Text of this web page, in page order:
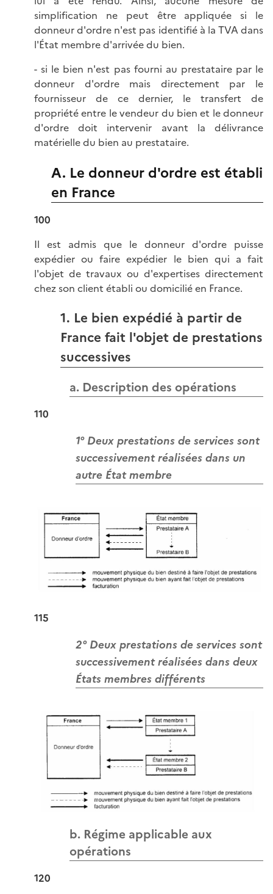
simplification ne peut être appliquée si le
donneur d'ordre n'est pas identifié à la TVA dans
l'État membre d'arrivée du bien.
- si le bien n'est pas fourni au prestataire par le
donneur d'ordre mais directement par le
fournisseur de ce dernier, le transfert de
propriété entre le vendeur du bien et le donneur
d'ordre doit intervenir avant la délivrance
matérielle du bien au prestataire.
A. Le donneur d'ordre est établi
en France
100
Il est admis que le donneur d'ordre puisse
expédier ou faire expédier le bien qui a fait
l'objet de travaux ou d'expertises directement
chez son client établi ou domicilié en France.
1. Le bien expédié à partir de
France fait l'objet de prestations
successives
a. Description des opérations
110
1° Deux prestations de services sont
successivement réalisées dans un
autre État membre
115
2° Deux prestations de services sont
successivement réalisées dans deux
États membres différents
b. Régime applicable aux
opérations
120